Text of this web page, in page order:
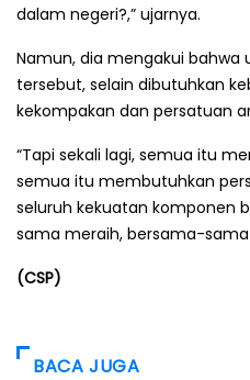
dalam negeri?,” ujarnya.
Namun, dia mengakui
tersebut, selain dibutuhkan
kekompakan dan persatuan
“Tapi sekali lagi, semua itu
semua itu membutuhkan
seluruh kekuatan komponen
sama meraih, bersama-sama
(CSP)
BACA JUGA